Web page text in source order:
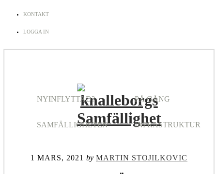
KONTAKT
LOGGA IN
NYINFLYTTAD?
SAMFÄLLIGHETEN
PÅ GÅNG
INFRASTRUKTUR
1 MARS, 2021 by MARTIN STOJILKOVIC